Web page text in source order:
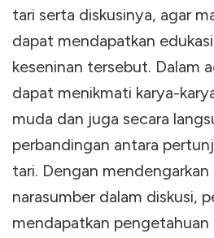
tari serta diskusinya, agar
dapat mendapatkan
keseninan tersebut. Dalam
dapat menikmati karya-
muda dan juga secara
perbandingan antara
tari. Dengan mendengarkan
narasumber dalam diskusi,
mendapatkan